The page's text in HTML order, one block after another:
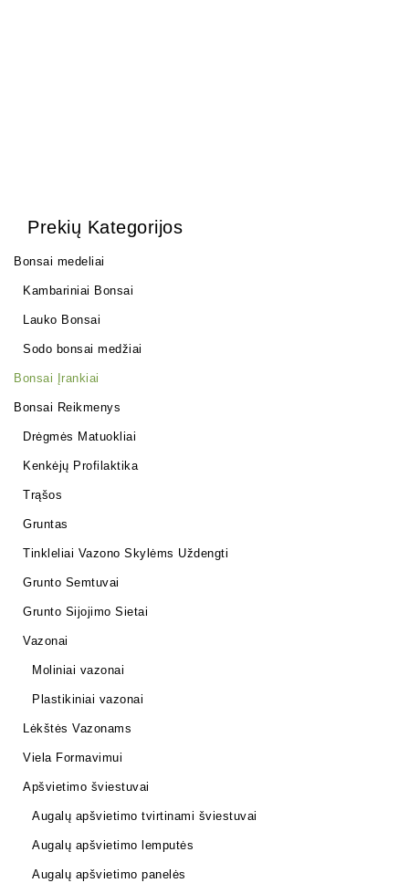
Prekių Kategorijos
Bonsai medeliai
Kambariniai Bonsai
Lauko Bonsai
Sodo bonsai medžiai
Bonsai Įrankiai
Bonsai Reikmenys
Drėgmės Matuokliai
Kenkėjų Profilaktika
Trąšos
Gruntas
Tinkleliai Vazono Skylėms Uždengti
Grunto Semtuvai
Grunto Sijojimo Sietai
Vazonai
Moliniai vazonai
Plastikiniai vazonai
Lėkštės Vazonams
Viela Formavimui
Apšvietimo šviestuvai
Augalų apšvietimo tvirtinami šviestuvai
Augalų apšvietimo lemputės
Augalų apšvietimo panelės